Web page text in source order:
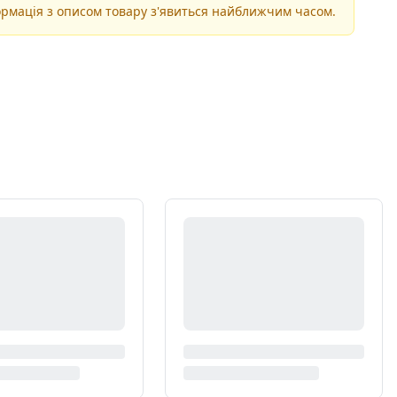
з описом товару з'явиться найближчим часом.